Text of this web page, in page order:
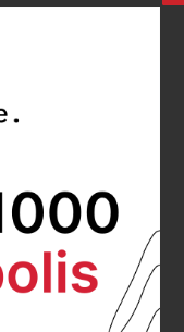
e sociale
vengono
disaggregazione
diventa possibile
ogni 10 anni.
permanente
le possibilità di